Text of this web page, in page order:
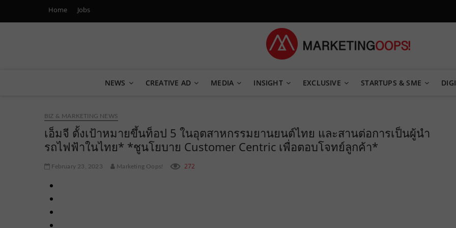
Home Jobs
Marketing Oops!
NEWS CREATIVE AD MEDIA INSIGHT EXCLUSIVE STARTUPS & SME
BIZ & MARKETING NEWS
เอ็มจี ตั้งเป้าหมายขึ้นท็อป 5 ในอุตสาหกรรมยานยนต์ไทย และสานต่อการเป็นผู้นำ
รถไฟฟ้าในไทย* *ชูนโยบาย Customer Centric เพื่อตอบโจทย์ลูกค้า*
February 23, 2023 Marketing Oops! 272